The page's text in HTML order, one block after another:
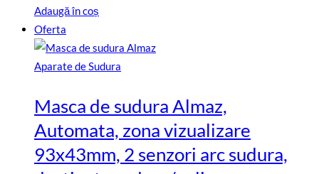
inițial
fost:
6999
5999
lei.
Adaugă în coș
Oferta
Aparate de Sudura
Masca de sudura Almaz,
Automata, zona vizualizare
93x43mm, 2 senzori arc sudura,